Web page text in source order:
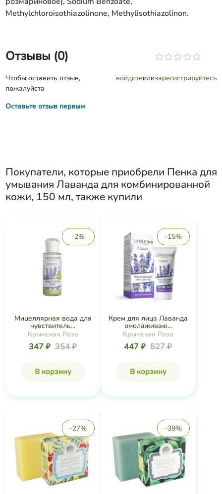
Methylchloroisothiazolinone, Methylisothiazolinon.
Отзывы (0)
Чтобы оставить отзыв,
пожалуйста
войдитеилизарегистрируйтесь
Оставьте отзыв первым
Покупатели, которые приобрели Пенка для
умывания Лаванда для комбинированной
кожи, 150 мл, также купили
-2%
Мицеллярная вода для
чувствитель...
Крымская Роза
347 ₽ 354 ₽
В корзину
-15%
Крем для лица Лаванда
омолаживаю...
Крымская Роза
447 ₽ 527 ₽
В корзину
-27% -39%